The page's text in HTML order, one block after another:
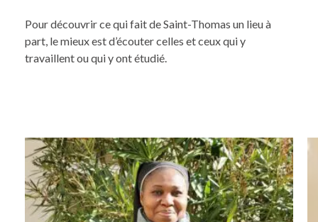
Pour découvrir ce qui fait de Saint-Thomas un lieu à
part, le mieux est d’écouter celles et ceux qui y
travaillent ou qui y ont étudié.